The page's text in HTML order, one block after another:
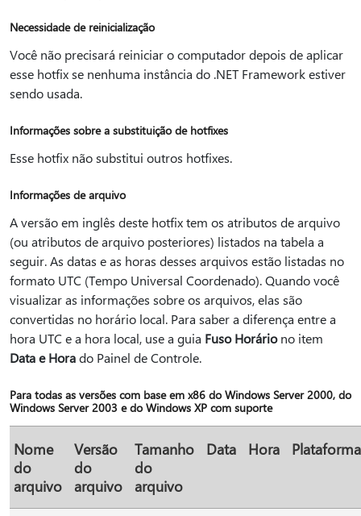
Necessidade de reinicialização
Você não precisará reiniciar o computador depois de aplicar
esse hotfix se nenhuma instância do .NET Framework estiver
sendo usada.
Informações sobre a substituição de hotfixes
Esse hotfix não substitui outros hotfixes.
Informações de arquivo
A versão em inglês deste hotfix tem os atributos de arquivo
(ou atributos de arquivo posteriores) listados na tabela a
seguir. As datas e as horas desses arquivos estão listadas no
formato UTC (Tempo Universal Coordenado). Quando você
visualizar as informações sobre os arquivos, elas são
convertidas no horário local. Para saber a diferença entre a
hora UTC e a hora local, use a guia Fuso Horáriono item
Data e Horado Painel de Controle.
Para todas as versões com base em x86 do Windows Server 2000, do
Windows Server 2003 e do Windows XP com suporte
Nome
do
arquivo
Versão
do
arquivo
Tamanho
do
arquivo
Data Hora Plataforma